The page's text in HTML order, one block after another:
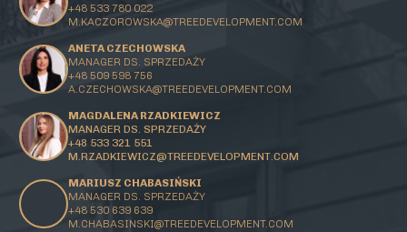
+48 533 780 022
M.KACZOROWSKA@TREEDEVELOPMENT.COM
ANETA CZECHOWSKA
MANAGER DS. SPRZEDAŻY
+48 509 598 756
A.CZECHOWSKA@TREEDEVELOPMENT.COM
MAGDALENA RZADKIEWICZ
MANAGER DS. SPRZEDAŻY
+48 533 321 551
M.RZADKIEWICZ@TREEDEVELOPMENT.COM
MARIUSZ CHABASIŃSKI
MANAGER DS. SPRZEDAŻY
+48 530 639 639
M.CHABASINSKI@TREEDEVELOPMENT.COM